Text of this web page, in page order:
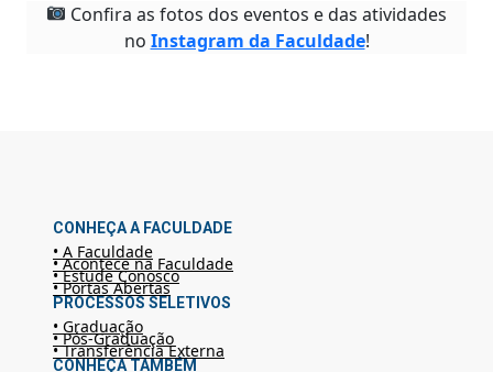
Confira as fotos dos eventos e das atividades
no Instagram da Faculdade!
CONHEÇA A FACULDADE
• A Faculdade
• Acontece na Faculdade
• Estude Conosco
• Portas Abertas
PROCESSOS SELETIVOS
• Graduação
• Pós-Graduação
• Transferência Externa
CONHEÇA TAMBÉM